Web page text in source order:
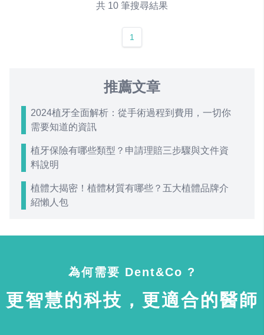
共 10 筆搜尋結果
1
推薦文章
2024植牙全面解析：從手術過程到費用，一切你
需要知道的資訊
植牙保險有哪些類型？申請理賠三步驟與文件資
料說明
植體大揭密！植體材質有哪些？五大植體品牌介
紹懶人包
為何需要 Dent&Co ?
更智慧的科技，更適合的醫師